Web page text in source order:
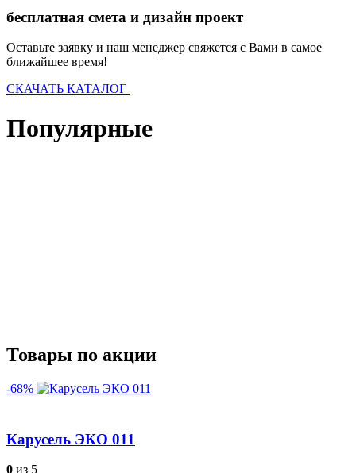
бесплатная смета и дизайн проект
Оставьте заявку и наш менеджер свяжется с Вами в самое
ближайшее время!
СКАЧАТЬ КАТАЛОГ
Популярные
Товары по акции
-68%
Карусель ЭКО 011
0 из 5